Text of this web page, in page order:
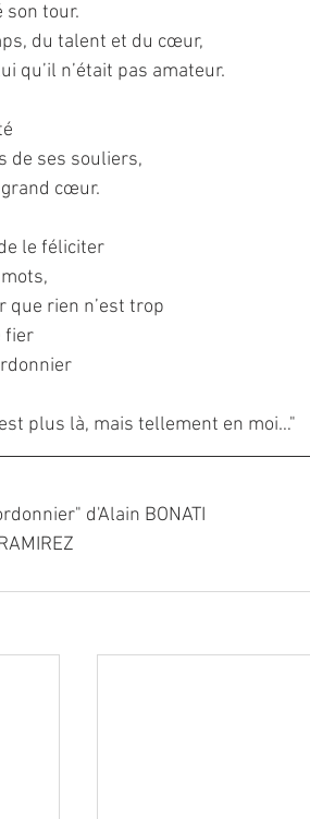
son tour.
du talent et du cœur,
qu’il n’était pas amateur.
de ses souliers,
cœur.
le féliciter
que rien n’est trop
fier
plus là, mais tellement en moi…"
d'Alain BONATI